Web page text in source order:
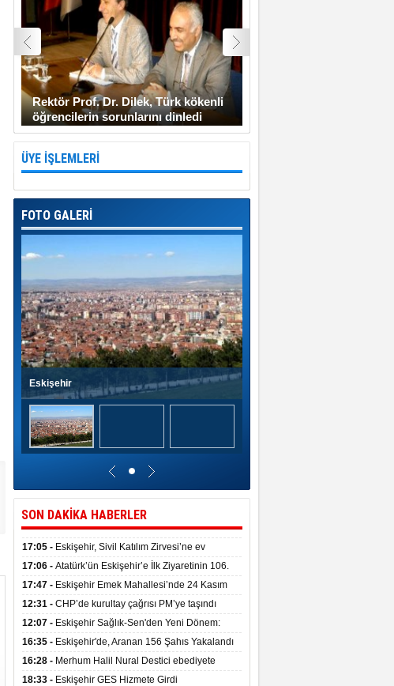
Rektör Prof. Dr. Dilek, Türk kökenli
öğrencilerin sorunlarını dinledi
ÜYE İŞLEMLERİ
FOTO GALERİ
Eskişehir
SON DAKİKA HABERLER
17:05 - Eskişehir, Sivil Katılım Zirvesi’ne ev
sahipliği yaptı.
17:06 - Atatürk’ün Eskişehir’e İlk Ziyaretinin 106.
Yılı Törenle Kutlandı
17:47 - Eskişehir Emek Mahallesi’nde 24 Kasım
İlkokulu törenle hizmete girdi
12:31 - CHP’de kurultay çağrısı PM’ye taşındı
12:07 - Eskişehir Sağlık-Sen'den Yeni Dönem:
Mazbata Teslim Alındı
16:35 - Eskişehir'de, Aranan 156 Şahıs Yakalandı
16:28 - Merhum Halil Nural Destici ebediyete
uğurlandı
18:33 - Eskişehir GES Hizmete Girdi